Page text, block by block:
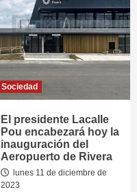
Sociedad
El presidente Lacalle
Pou encabezará hoy la
inauguración del
Aeropuerto de Rivera
lunes 11 de diciembre de
2023